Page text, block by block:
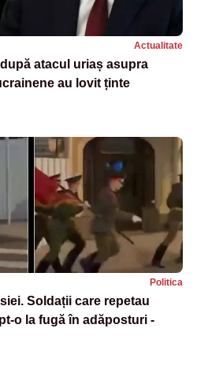
Actualitate
atacul uriaș asupra
au lovit ținte
Politica
Soldații care repetau
o la fugă în adăposturi -